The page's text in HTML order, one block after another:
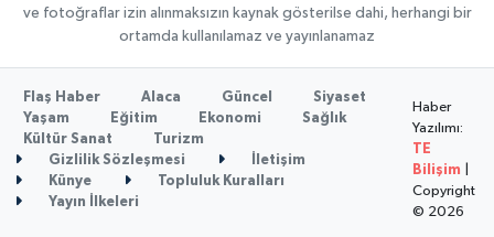
ve fotoğraflar izin alınmaksızın kaynak gösterilse dahi, herhangi bir
ortamda kullanılamaz ve yayınlanamaz
Flaş Haber Alaca Güncel
Siyaset
Yaşam
Eğitim Ekonomi
Sağlık
Kültür Sanat
Turizm
Gizlilik Sözleşmesi
İletişim
Künye
Topluluk Kuralları
Yayın İlkeleri
Haber
Yazılımı:
TE
Bilişim
Copyright
© 2026